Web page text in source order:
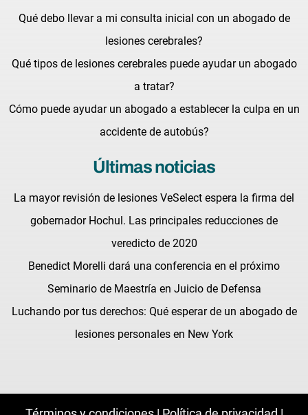
Qué debo llevar a mi consulta inicial con un abogado de
lesiones cerebrales?
Qué tipos de lesiones cerebrales puede ayudar un abogado
a tratar?
Cómo puede ayudar un abogado a establecer la culpa en un
accidente de autobús?
Últimas noticias
La mayor revisión de lesiones VeSelect espera la firma del
gobernador Hochul. Las principales reducciones de
veredicto de 2020
Benedict Morelli dará una conferencia en el próximo
Seminario de Maestría en Juicio de Defensa
Luchando por tus derechos: Qué esperar de un abogado de
lesiones personales en New York